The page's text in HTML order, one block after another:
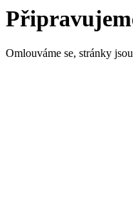
Omlouváme se, stránky